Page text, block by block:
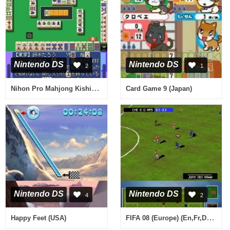
Nintendo DS 2
Nihon Pro Mahjong Kishikai Kanshuu - Pro ni Naru Mahjong DS (Japan)
Nintendo DS 1
Card Game 9 (Japan)
Nintendo DS 4
Happy Feet (USA)
Nintendo DS 2
FIFA 08 (Europe) (En,Fr,De,Es,It)